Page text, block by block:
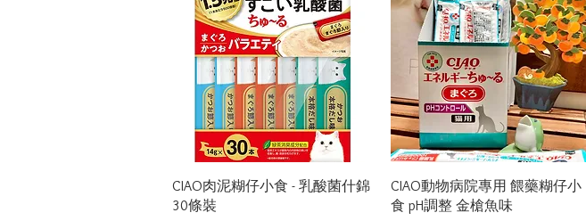
Quick View
CIAO肉泥糊仔小食 - 乳酸菌什錦
30條裝
Quick View
CIAO動物病院專用 餵藥糊仔小
食 pH調整 金槍魚味